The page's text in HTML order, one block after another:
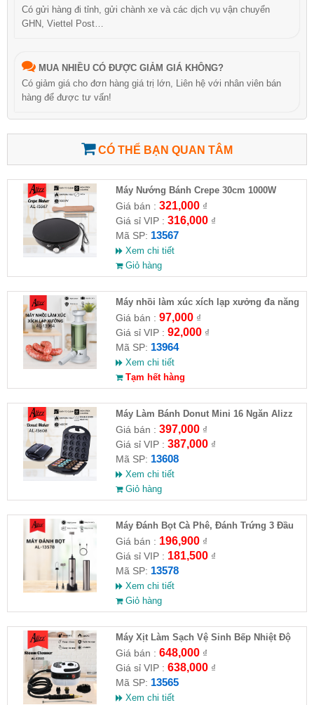
Có gửi hàng đi tỉnh, gửi chành xe và các dịch vụ vận chuyển
GHN, Viettel Post…
MUA NHIỀU CÓ ĐƯỢC GIẢM GIÁ KHÔNG?
Có giảm giá cho đơn hàng giá trị lớn, Liên hệ với nhân viên bán
hàng để được tư vấn!
CÓ THỂ BẠN QUAN TÂM
Máy Nướng Bánh Crepe 30cm 1000W
ALIZZ AL-13567
Giá bán : 321,000₫
Giá sỉ VIP : 316,000₫
Mã SP: 13567
Xem chi tiết
Giỏ hàng
Máy nhồi làm xúc xích lạp xưởng đa năng
ALIZZ AL-13964
Giá bán : 97,000₫
Giá sỉ VIP : 92,000₫
Mã SP: 13964
Xem chi tiết
Tạm hết hàng
Máy Làm Bánh Donut Mini 16 Ngăn Alizz
Giá bán : 397,000₫
Giá sỉ VIP : 387,000₫
Mã SP: 13608
Xem chi tiết
Giỏ hàng
Máy Đánh Bọt Cà Phê, Đánh Trứng 3 Đầu
ALIZZ AL-13578( HĐ )
Giá bán : 196,900₫
Giá sỉ VIP : 181,500₫
Mã SP: 13578
Xem chi tiết
Giỏ hàng
Máy Xịt Làm Sạch Vệ Sinh Bếp Nhiệt Độ
Cao 2500W ALIZZ AL-13565
Giá bán : 648,000₫
Giá sỉ VIP : 638,000₫
Mã SP: 13565
Xem chi tiết